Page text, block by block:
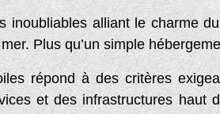
inoubliables alliant le charme
Plus qu’un simple
répond à des critères
et des infrastructures haut